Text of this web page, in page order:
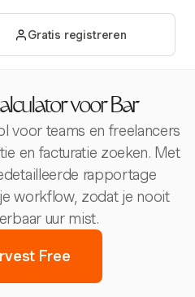
Gratis registreren
voor Bar
voor teams en freelancers
en facturatie zoeken. Met
rapportage
workflow, zodat je nooit
uur mist.
Free